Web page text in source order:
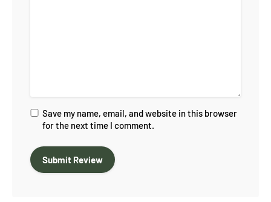
Save my name, email, and website in this browser
for the next time I comment.